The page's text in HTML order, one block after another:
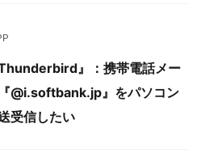
Thunderbird』：携帯電話メー
@i.softbank.jp』をパソコン
受信したい